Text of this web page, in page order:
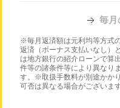
毎月
※毎月返済額は元利均等方式
返済（ボーナス支払いなし）
は地方銀行の紹介ローンで算
件等の諸条件等により異なり
す。※取扱手数料が別途かか
可否は異なる場合がございます